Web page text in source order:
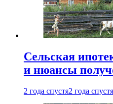
Сельская
и нюансы
2 года спустя2 года спустя